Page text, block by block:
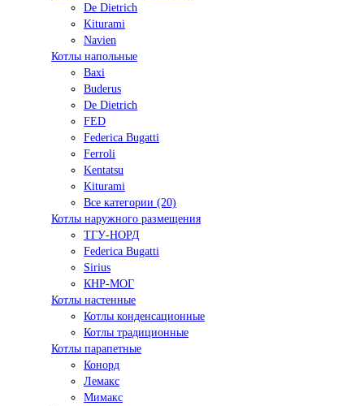
De Dietrich
Kiturami
Navien
Котлы напольные
Baxi
Buderus
De Dietrich
FED
Federica Bugatti
Ferroli
Kentatsu
Kiturami
Все категории (20)
Котлы наружного размещения
ТГУ-НОРД
Federica Bugatti
Sirius
КНР-МОГ
Котлы настенные
Котлы конденсационные
Котлы традиционные
Котлы парапетные
Конорд
Лемакс
Мимакс